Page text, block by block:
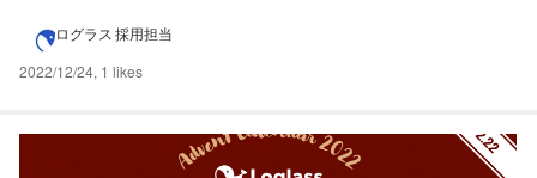
に入る前に！ はじめに 実践するべきシンプルな2つのこと 1, 迷わな
い！！！ ...
ログラス 採用担当
2022/12/24, 1 likes